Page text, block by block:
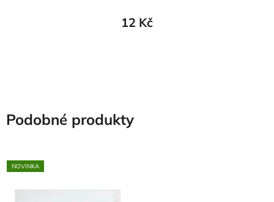
12 Kč
Podobné produkty
NOVINKA